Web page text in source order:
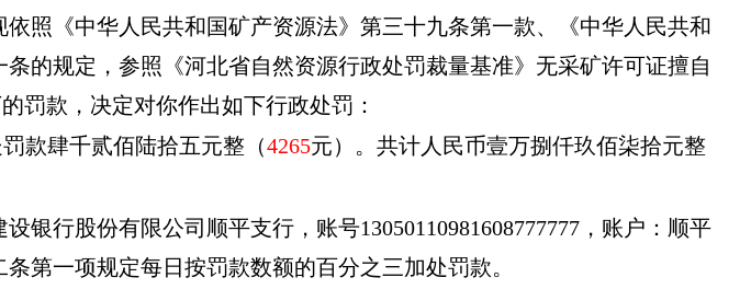
照《中华人民共和国矿产资源法》第三十九条第一款、《中华人民共和
的规定，参照《河北省自然资源行政处罚裁量基准》无采矿许可证擅自
罚款，决定对你作出如下行政处罚：
款肆千贰佰陆拾五元整（4265元）。共计人民币壹万捌仟玖佰柒拾元整
行股份有限公司顺平支行，账号13050110981608777777，账户：顺平
第一项规定每日按罚款数额的百分之三加处罚款。